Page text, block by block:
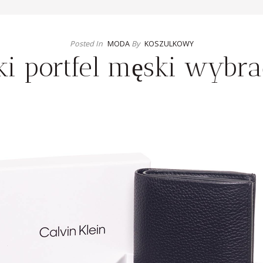
Posted In MODABy KOSZULKOWY
portfel męski